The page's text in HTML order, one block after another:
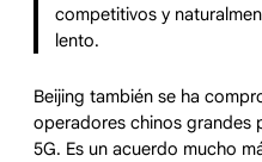
competitivos y
lento.
Beijing también se ha
operadores chinos grandes
5G. Es un acuerdo mucho